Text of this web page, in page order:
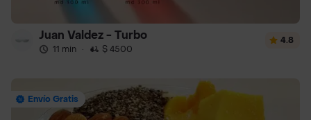
Juan Valdez - Turbo
11 min · $ 4500
4.8
Envío Gratis